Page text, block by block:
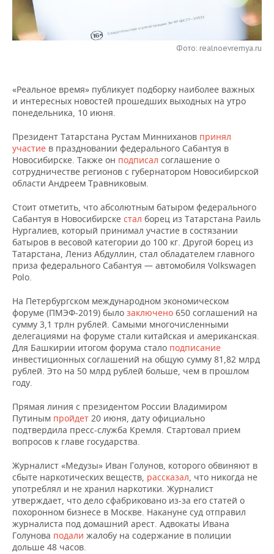
НЕФТЕХИМИЯ
НЕФТЬ
ЭНЕРГЕТИКА
РОЗНИЧНАЯ ТОРГОВЛЯ
НОВОСТИ ТЕХНОЛОГИЙ
ТЕЛЕКОММУНИКАЦИИ
МЕРОПРИЯТИЯ
БИЗНЕС-БРАНЧИ
ONLINE-КОНФЕРЕНЦИИ
ОТКРЫТАЯ ЛЕКЦИЯ
ФУТБОЛ
ХОККЕЙ
БАСКЕТБОЛ
ВОЛЕЙБОЛ
КИБЕРСПОРТ
ФИГУРНОЕ КАТАНИЕ
ВОДНЫЕ ВИДЫ СПОРТА
ХОККЕЙ С МЯЧОМ
НОВОСТИ ОБЩЕСТВА
ВЛАСТЬ
ИНФРАСТРУКТУРА
КУЛЬТУРА
МЕДИЦИНА
ОБРАЗОВАНИЕ
ПРОИСШЕСТВИЯ
ФОТОГАЛЕРЕЯ
СЮЖЕТЫ
СПРАВОЧНИК
СПИСОК ПЕРСОН
СПИСОК КОМПАНИЙ
Фото: realnoevremya.ru
«Реальное время» публикует подборку наиболее важных
и интересных новостей прошедших выходных на утро
понедельника, 10 июня.
Президент Татарстана Рустам Минниханов принял
участие в праздновании федерального Сабантуя в
Новосибирске. Также он подписал соглашение о
сотрудничестве регионов с губернатором Новосибирской
области Андреем Травниковым.
Стоит отметить, что абсолютным батыром федерального
Сабантуя в Новосибирске стал борец из Татарстана Раиль
Нургалиев, который принимал участие в состязании
батыров в весовой категории до 100 кг. Другой борец из
Татарстана, Лениз Абдуллин, стал обладателем главного
приза федерального Сабантуя — автомобиля Volkswagen
Polo.
На Петербургском международном экономическом
форуме (ПМЭФ-2019) было заключено 650 соглашений на
сумму 3,1 трлн рублей. Самыми многочисленными
делегациями на форуме стали китайская и американская.
Для Башкирии итогом форума стало подписание
инвестиционных соглашений на общую сумму 81,82 млрд
рублей. Это на 50 млрд рублей больше, чем в прошлом
году.
Прямая линия с президентом России Владимиром
Путиным пройдет 20 июня, дату официально
подтвердила пресс-служба Кремля. Стартовал прием
вопросов к главе государства.
Журналист «Медузы» Иван Голунов, которого обвиняют в
сбыте наркотических веществ, рассказал, что никогда не
употреблял и не хранил наркотики. Журналист
утверждает, что дело сфабриковано из-за его статей о
похоронном бизнесе в Москве. Накануне суд отправил
журналиста под домашний арест. Адвокаты Ивана
Голунова подали жалобу на содержание в полиции
дольше 48 часов.